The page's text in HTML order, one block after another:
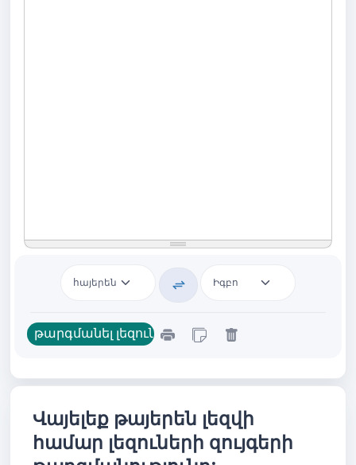
Վայելեք թայերեն լեզվի
համար լեզուների զույգերի